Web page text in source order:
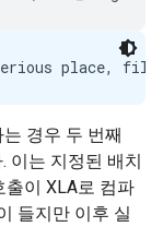
경우 두 번째
이는 지정된 배치
출이 XLA로 컴파
들지만 이후 실